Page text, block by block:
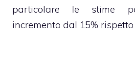
particolare le stime
incremento dal 15%